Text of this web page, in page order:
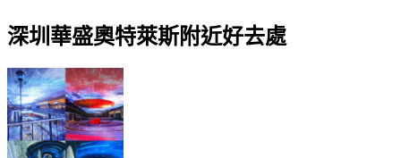
深圳華盛奧特萊斯附近好去處